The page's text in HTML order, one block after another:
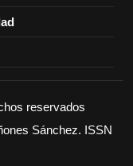
reservados
Sánchez. ISSN